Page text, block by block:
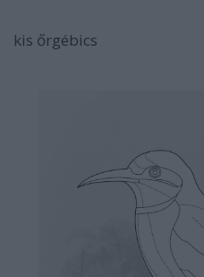
kis őrgébics